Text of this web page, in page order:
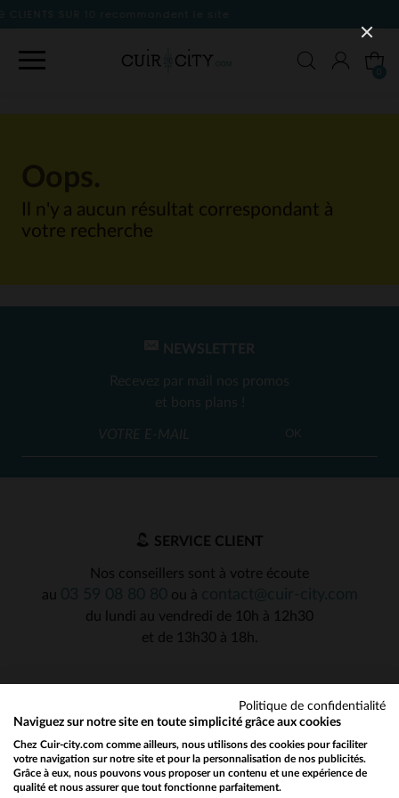
Il n'y a aucun résultat correspondant à
votre recherche
NEWSLETTER
Recevez par mail nos promos
et bons plans !
OK
SERVICE CLIENT
Nos conseillers sont à votre écoute
au
ou à
du lundi au vendredi de 10h à 12h30
et de 13h30 à 18h.
NOS PARTENAIRES DE CONFIANCE
Would you like to be redirected to our English site?
Politique de confidentialité
Naviguez sur notre site en toute simplicité grâce aux cookies
Chez Cuir-city.com comme ailleurs, nous utilisons des cookies pour faciliter
votre navigation sur notre site et pour la personnalisation de nos publicités.
Grâce à eux, nous pouvons vous proposer un contenu et une expérience de
qualité et nous assurer que tout fonctionne parfaitement.